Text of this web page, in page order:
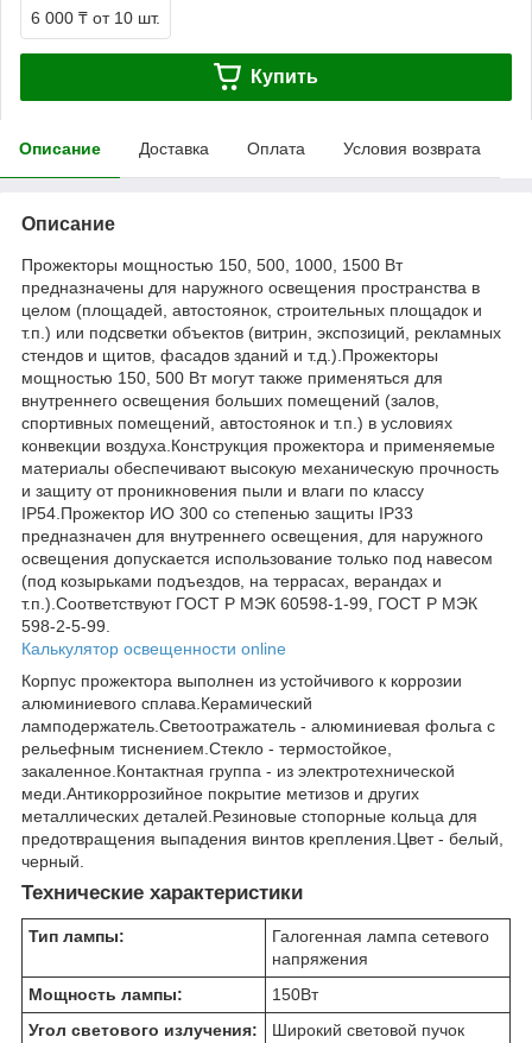
6 000 ₸ от 10 шт.
Купить
Описание Доставка Оплата Условия возврата
Описание
Прожекторы мощностью 150, 500, 1000, 1500 Вт
предназначены для наружного освещения пространства в
целом (площадей, автостоянок, строительных площадок и
т.п.) или подсветки объектов (витрин, экспозиций, рекламных
стендов и щитов, фасадов зданий и т.д.).Прожекторы
мощностью 150, 500 Вт могут также применяться для
внутреннего освещения больших помещений (залов,
спортивных помещений, автостоянок и т.п.) в условиях
конвекции воздуха.Конструкция прожектора и применяемые
материалы обеспечивают высокую механическую прочность
и защиту от проникновения пыли и влаги по классу
IP54.Прожектор ИО 300 со степенью защиты IP33
предназначен для внутреннего освещения, для наружного
освещения допускается использование только под навесом
(под козырьками подъездов, на террасах, верандах и
т.п.).Соответствуют ГОСТ Р МЭК 60598-1-99, ГОСТ Р МЭК
598-2-5-99.
Калькулятор освещенности online
Корпус прожектора выполнен из устойчивого к коррозии
алюминиевого сплава.Керамический
ламподержатель.Светоотражатель - алюминиевая фольга с
рельефным тиснением.Стекло - термостойкое,
закаленное.Контактная группа - из электротехнической
меди.Антикоррозийное покрытие метизов и других
металлических деталей.Резиновые стопорные кольца для
предотвращения выпадения винтов крепления.Цвет - белый,
черный.
Технические характеристики
Тип лампы:
Галогенная лампа сетевого
напряжения
Мощность лампы:
150Вт
Угол светового излучения:
Широкий световой пучок